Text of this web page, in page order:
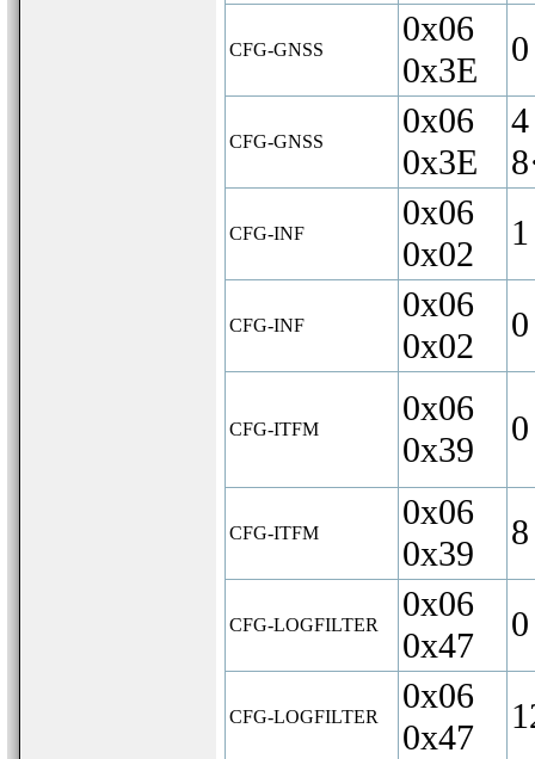
CFG-GNSS
0x06
0x3E
0
CFG-GNSS
0x06
0x3E
CFG-INF
0x06
0x02
1
CFG-INF
0x06
0x02
CFG-ITFM
0x06
0x39
0
CFG-ITFM
0x06
0x39
8
CFG-LOGFILTER
0x06
0x47
0
CFG-LOGFILTER
0x06
0x47